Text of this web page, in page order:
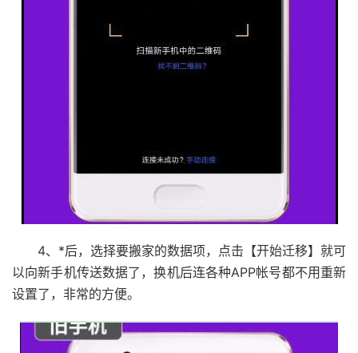
4、*后，选择要搬家的数据项，点击【开始迁移】就可
以向新手机传送数据了，换机后连各种APP帐号都不用重新
设置了，非常的方便。